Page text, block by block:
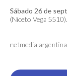
Sábado 26 de
(Niceto Vega 5510).
netmedia argentina